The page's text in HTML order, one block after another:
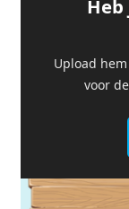
Upload
voor